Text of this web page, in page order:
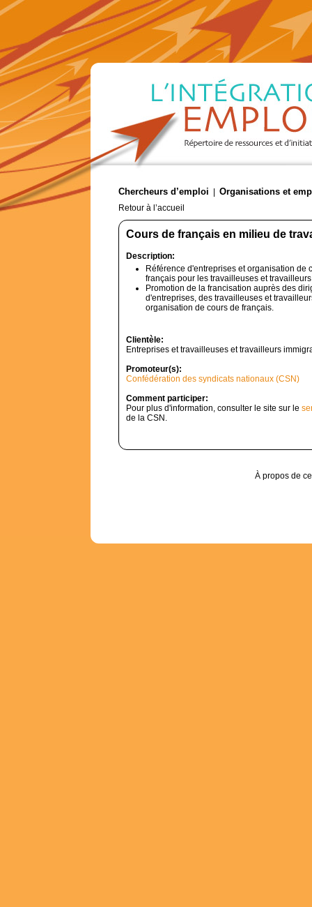
Chercheurs d’emploi Organisations et
Retour à l’accueil
Cours de français en milieu de
Description:
Référence d'entreprises et organisation de
français pour les travailleuses et
Promotion de la francisation auprès des
d'entreprises, des travailleuses et
organisation de cours de français.
Clientèle:
Entreprises et travailleuses et travailleurs
Promoteur(s):
Confédération des syndicats nationaux (CSN)
Comment participer:
Pour plus d'information, consulter le site sur le
de la CSN.
À propos de